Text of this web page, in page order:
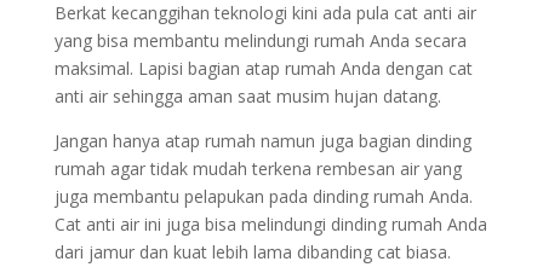
Berkat kecanggihan teknologi kini ada pula cat anti air
yang bisa membantu melindungi rumah Anda secara
maksimal. Lapisi bagian atap rumah Anda dengan cat
anti air sehingga aman saat musim hujan datang.
Jangan hanya atap rumah namun juga bagian dinding
rumah agar tidak mudah terkena rembesan air yang
juga membantu pelapukan pada dinding rumah Anda.
Cat anti air ini juga bisa melindungi dinding rumah Anda
dari jamur dan kuat lebih lama dibanding cat biasa.